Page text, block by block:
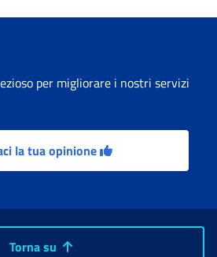
per migliorare i nostri servizi
la tua opinione
Torna su